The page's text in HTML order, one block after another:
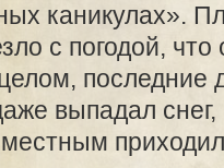
каникулах».
с погодой,
последние
выпадал